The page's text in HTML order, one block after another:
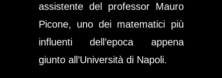
assistente del professor Mauro
Picone, uno dei matematici più
influenti dell’epoca appena
giunto all’Università di Napoli.